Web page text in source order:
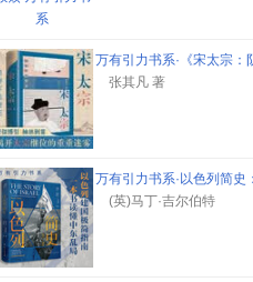
万有引力书系·《宋太宗：
张其凡 著
万有引力书系·以色列简
(英)马丁·吉尔伯特